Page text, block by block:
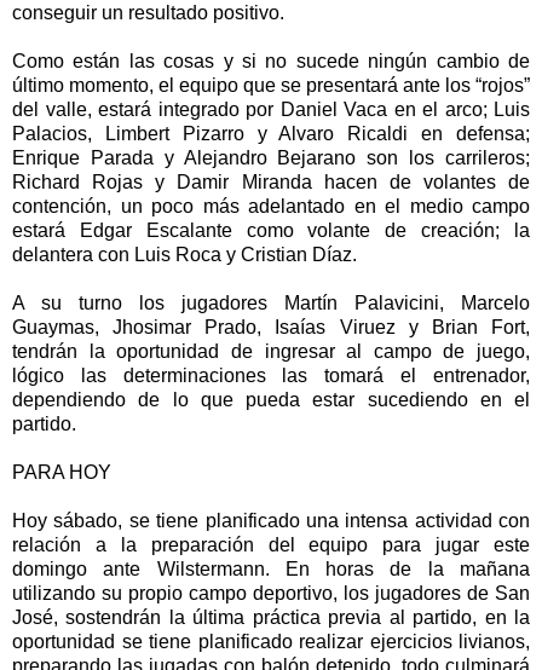
conseguir un resultado positivo.
Como están las cosas y si no sucede ningún cambio de
último momento, el equipo que se presentará ante los “rojos”
del valle, estará integrado por Daniel Vaca en el arco; Luis
Palacios, Limbert Pizarro y Alvaro Ricaldi en defensa;
Enrique Parada y Alejandro Bejarano son los carrileros;
Richard Rojas y Damir Miranda hacen de volantes de
contención, un poco más adelantado en el medio campo
estará Edgar Escalante como volante de creación; la
delantera con Luis Roca y Cristian Díaz.
A su turno los jugadores Martín Palavicini, Marcelo
Guaymas, Jhosimar Prado, Isaías Viruez y Brian Fort,
tendrán la oportunidad de ingresar al campo de juego,
lógico las determinaciones las tomará el entrenador,
dependiendo de lo que pueda estar sucediendo en el
partido.
PARA HOY
Hoy sábado, se tiene planificado una intensa actividad con
relación a la preparación del equipo para jugar este
domingo ante Wilstermann. En horas de la mañana
utilizando su propio campo deportivo, los jugadores de San
José, sostendrán la última práctica previa al partido, en la
oportunidad se tiene planificado realizar ejercicios livianos,
preparando las jugadas con balón detenido, todo culminará